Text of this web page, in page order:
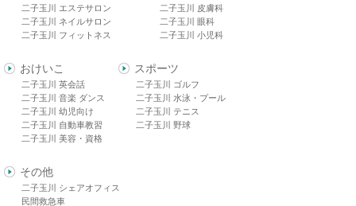
二子玉川 エステサロン
二子玉川 ネイルサロン
二子玉川 フィットネス
二子玉川 皮膚科
二子玉川 眼科
二子玉川 小児科
おけいこ
二子玉川 英会話
二子玉川 音楽 ダンス
二子玉川 幼児向け
二子玉川 自動車教習
二子玉川 美容・資格
スポーツ
二子玉川 ゴルフ
二子玉川 水泳・プール
二子玉川 テニス
二子玉川 野球
その他
二子玉川 シェアオフィス
民間救急車